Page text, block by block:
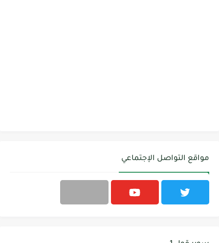
مواقع التواصل الإجتماعي